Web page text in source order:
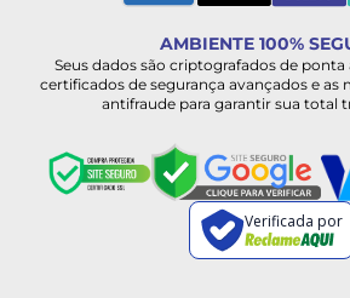
AMBIENTE 100%
Seus dados são criptografados de
certificados de segurança avançados e as
antifraude para garantir sua total
Verificada por